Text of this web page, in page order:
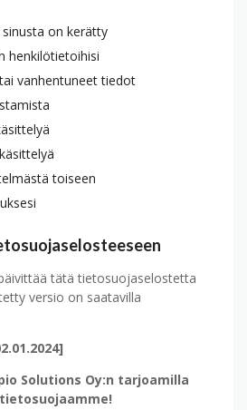
on kerätty
henkilötietoihisi
vanhentuneet tiedot
toiseen
tätä tietosuojaselostetta
versio on saatavilla
Solutions Oy:n tarjoamilla